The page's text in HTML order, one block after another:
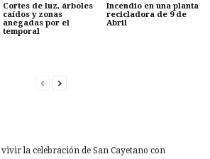
Cortes de luz, árboles
caídos y zonas
anegadas por el
temporal
Incendio en una planta
recicladora de 9 de
Abril
la celebración de San Cayetano con